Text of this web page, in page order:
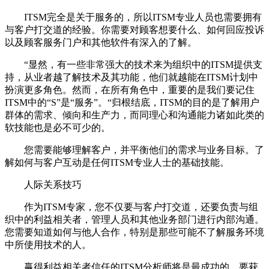
ITSM完全是关于服务的，所以ITSM专业人员也需要拥有
与客户打交道的经验。你需要对顾客想要什么、如何回应投诉
以及顾客服务门户和其他软件有深入的了解。
“显然，有一些非常强大的技术来为组织中的ITSM提供支
持，从业者越了解技术及其功能，他们就越能在ITSM计划中
扮演更多角色。然而，在所有角色中，重要的是我们要记住
ITSM中的“S”是“服务”。“归根结底，ITSM的目的是了解用户
群体的需求、倾向和生产力，而同理心和沟通能力诸如此类的
软技能也是必不可少的。
您需要能够理解客户，并平衡他们的需求与业务目标。了
解如何与客户互动是任何ITSM专业人士的基础技能。
人际关系技巧
作为ITSM专家，您不仅要与客户打交道，还要负责与组
织中的利益相关者，管理人员和其他业务部门进行内部沟通。
您需要知道如何与他人合作，特别是那些可能不了解服务环境
中所使用技术的人。
赢得利益相关者信任的ITSM分析师将是最成功的。要获